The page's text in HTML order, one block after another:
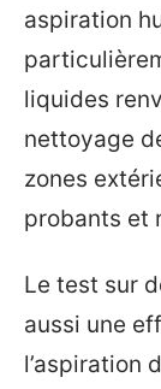
aspiration
liquides
nettoyage
zones
probants et
Le test sur
aussi une
l’aspiration